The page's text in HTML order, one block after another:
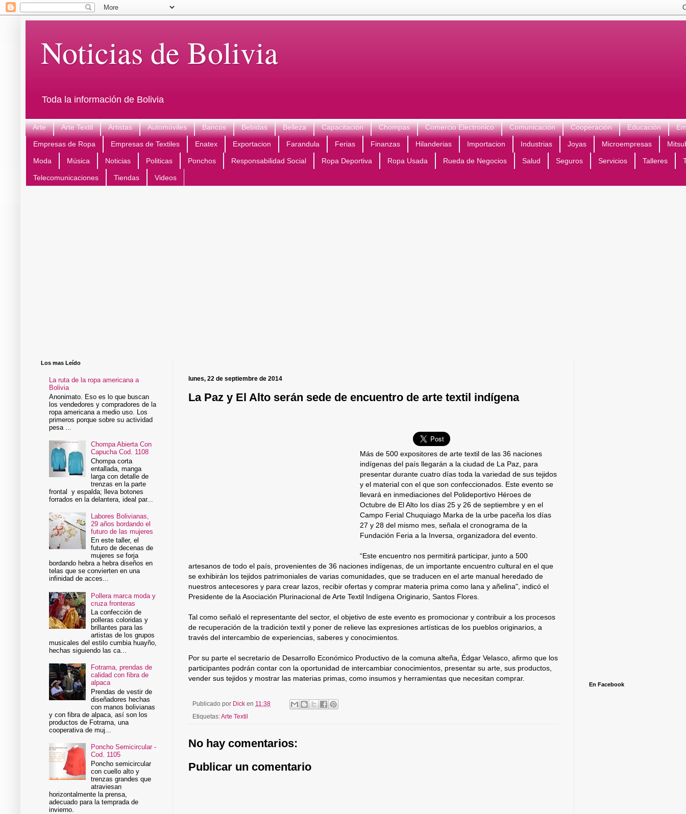
Noticias de Bolivia
Toda la información de Bolivia
Arte Arte Textil Artistas Automoviles Bancos Bebidas Belleza Capacitación Chompas Comercio Electronico Comunicación Cooperación Educación
Empresas de Ropa Empresas de Textiles Enatex Exportacion Farandula Ferias Finanzas Hilanderias Importacion Industrias Joyas Microempresas
Moda Música Noticias Politicas Ponchos Responsabilidad Social Ropa Deportiva Ropa Usada Rueda de Negocios Salud Seguros Servicios Talleres
Telecomunicaciones Tiendas Videos
lunes, 22 de septiembre de 2014
La Paz y El Alto serán sede de encuentro de arte textil indígena
Más de 500 expositores de arte textil de las 36 naciones
indígenas del país llegarán a la ciudad de La Paz, para
presentar durante cuatro días toda la variedad de sus tejidos
y el material con el que son confeccionados. Este evento se
llevará en inmediaciones del Polideportivo Héroes de
Octubre de El Alto los días 25 y 26 de septiembre y en el
Campo Ferial Chuquiago Marka de la urbe paceña los días
27 y 28 del mismo mes, señala el cronograma de la
Fundación Feria a la Inversa, organizadora del evento.
“Este encuentro nos permitirá participar, junto a 500
artesanos de todo el país, provenientes de 36 naciones indígenas, de un importante encuentro cultural en el que
se exhibirán los tejidos patrimoniales de varias comunidades, que se traducen en el arte manual heredado de
nuestros antecesores y para crear lazos, recibir ofertas y comprar materia prima como lana y añelina", indicó el
Presidente de la Asociación Plurinacional de Arte Textil Indígena Originario, Santos Flores.
Tal como señaló el representante del sector, el objetivo de este evento es promocionar y contribuir a los procesos
de recuperación de la tradición textil y poner de relieve las expresiones artísticas de los pueblos originarios, a
través del intercambio de experiencias, saberes y conocimientos.
Por su parte el secretario de Desarrollo Económico Productivo de la comuna alteña, Édgar Velasco, afirmo que los
participantes podrán contar con la oportunidad de intercambiar conocimientos, presentar su arte, sus productos,
vender sus tejidos y mostrar las materias primas, como insumos y herramientas que necesitan comprar.
Publicado por Dick en 11:38
Etiquetas:Arte Textil
No hay comentarios:
Publicar un comentario
Los mas Leído
La ruta de la ropa americana a
Bolivia
Anonimato. Eso es lo que buscan
los vendedores y compradores de la
ropa americana a medio uso. Los
primeros porque sobre su actividad
pesa ...
Chompa Abierta Con
Capucha Cod. 1108
Chompa corta
entallada, manga
larga con detalle de
trenzas en la parte
frontal y espalda; lleva botones
forrados en la delantera, ideal par...
Labores Bolivianas,
29 años bordando el
futuro de las mujeres
En este taller, el
futuro de decenas de
mujeres se forja
bordando hebra a hebra diseños en
telas que se convierten en una
infinidad de acces...
Pollera marca moda y
cruza fronteras
La confección de
polleras coloridas y
brillantes para las
artistas de los grupos
musicales del estilo cumbia huayño,
hechas siguiendo las ca...
Fotrama, prendas de
calidad con fibra de
alpaca
Prendas de vestir de
diseñadores hechas
con manos bolivianas
y con fibra de alpaca, así son los
productos de Fotrama, una
cooperativa de muj...
Poncho Semicircular -
Cod. 1105
Poncho semicircular
con cuello alto y
trenzas grandes que
atraviesan
horizontalmente la prensa,
adecuado para la temprada de
invierno.
En Facebook